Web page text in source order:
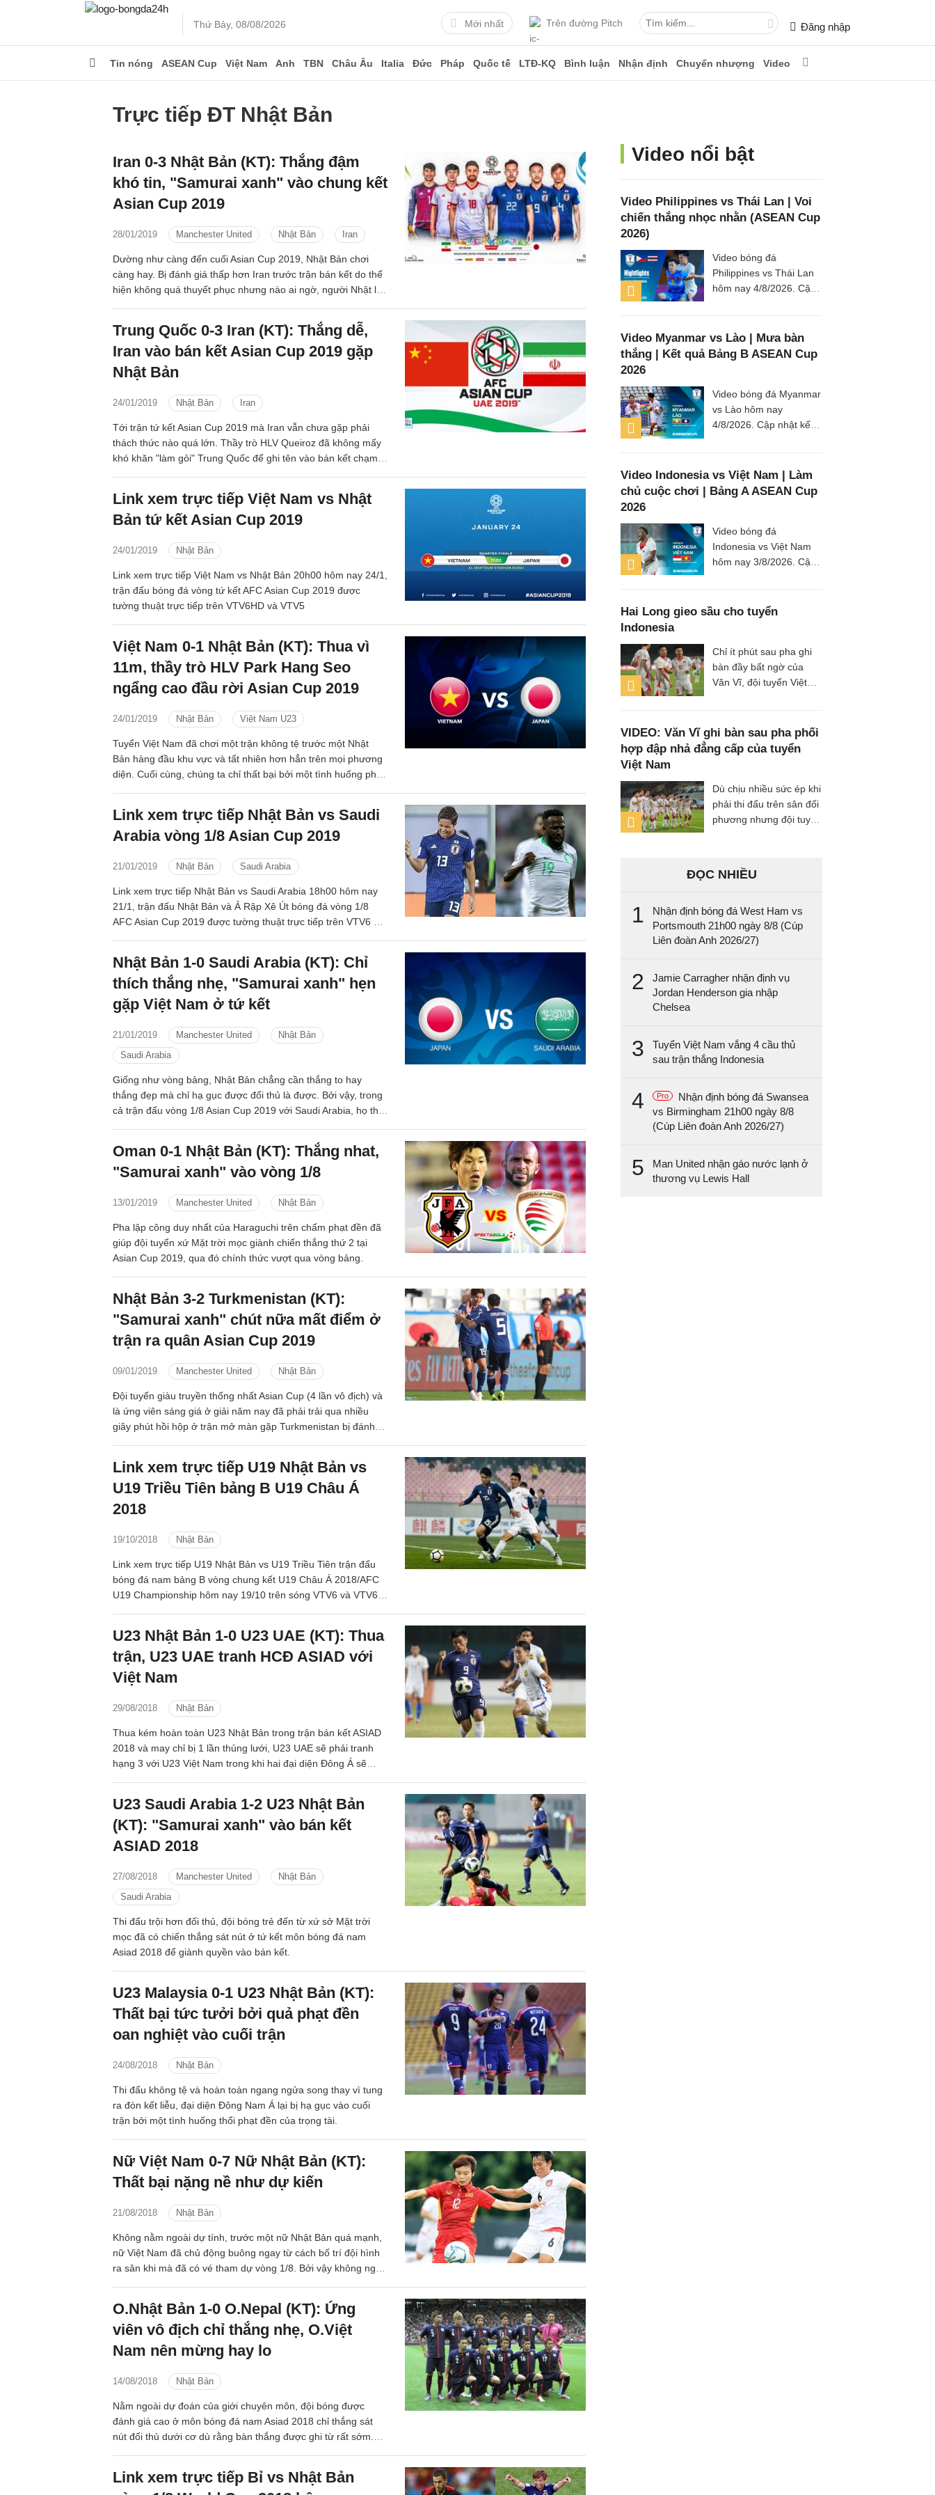
Thứ Bảy, 08/08/2026 Mới nhất Trên đường Pitch Đăng nhập
Tin nóng ASEAN Cup Việt Nam Anh TBN Châu Âu Italia Đức Pháp Quốc tế LTĐ-KQ Bình luận Nhận định Chuyển nhượng Video
Trực tiếp ĐT Nhật Bản
Iran 0-3 Nhật Bản (KT): Thắng đậm
khó tin, "Samurai xanh" vào chung kết
Asian Cup 2019
28/01/2019 Manchester United Nhật Bản Iran
Dường như càng đến cuối Asian Cup 2019, Nhật Bản chơi
càng hay. Bị đánh giá thấp hơn Iran trước trận bán kết do thể
hiện không quá thuyết phục nhưng nào ai ngờ, người Nhật lại
Trung Quốc 0-3 Iran (KT): Thắng dễ,
Iran vào bán kết Asian Cup 2019 gặp
Nhật Bản
24/01/2019 Nhật Bản Iran
Tới trận tứ kết Asian Cup 2019 mà Iran vẫn chưa gặp phải
thách thức nào quá lớn. Thầy trò HLV Queiroz đã không mấy
khó khăn "làm gỏi" Trung Quốc để ghi tên vào bán kết chạm
Link xem trực tiếp Việt Nam vs Nhật
Bản tứ kết Asian Cup 2019
24/01/2019 Nhật Bản
Link xem trực tiếp Việt Nam vs Nhật Bản 20h00 hôm nay 24/1,
trận đấu bóng đá vòng tứ kết AFC Asian Cup 2019 được
tường thuật trực tiếp trên VTV6HD và VTV5
Việt Nam 0-1 Nhật Bản (KT): Thua vì
11m, thầy trò HLV Park Hang Seo
ngẩng cao đầu rời Asian Cup 2019
24/01/2019 Nhật Bản Việt Nam U23
Tuyển Việt Nam đã chơi một trận không tệ trước một Nhật
Bản hàng đầu khu vực và tất nhiên hơn hẳn trên mọi phương
diện. Cuối cùng, chúng ta chỉ thất bại bởi một tình huống phạt
Seo vẫn là niềm tự hào, là niềm kiêu hãnh bởi họ đã viết nên
bản anh hùng ca đất Việt.
Link xem trực tiếp Nhật Bản vs Saudi
Arabia vòng 1/8 Asian Cup 2019
21/01/2019 Nhật Bản Saudi Arabia
Link xem trực tiếp Nhật Bản vs Saudi Arabia 18h00 hôm nay
21/1, trận đấu Nhật Bản và Ả Rập Xê Út bóng đá vòng 1/8
AFC Asian Cup 2019 được tường thuật trực tiếp trên VTV6 HD
Nhật Bản 1-0 Saudi Arabia (KT): Chỉ
thích thắng nhẹ, "Samurai xanh" hẹn
gặp Việt Nam ở tứ kết
21/01/2019 Manchester United
Nhật Bản
Saudi Arabia
Giống như vòng bảng, Nhật Bản chẳng cần thắng to hay
thắng đẹp mà chỉ hạ gục được đối thủ là được. Bởi vậy, trong
cả trận đấu vòng 1/8 Asian Cup 2019 với Saudi Arabia, họ thi
50% thực lực nhưng vẫn có được thắng lợi tối thiểu để bước
vào tứ kết gặp Việt Nam.
Oman 0-1 Nhật Bản (KT): Thắng nhat,
"Samurai xanh" vào vòng 1/8
13/01/2019 Manchester United Nhật Bản
Pha lập công duy nhất của Haraguchi trên chấm phạt đền đã
giúp đội tuyển xứ Mặt trời mọc giành chiến thắng thứ 2 tại
Asian Cup 2019, qua đó chính thức vượt qua vòng bảng.
Nhật Bản 3-2 Turkmenistan (KT):
"Samurai xanh" chút nữa mất điểm ở
trận ra quân Asian Cup 2019
09/01/2019 Manchester United Nhật Bản
Đội tuyển giàu truyền thống nhất Asian Cup (4 lần vô địch) và
là ứng viên sáng giá ở giải năm nay đã phải trải qua nhiều
giây phút hồi hộp ở trận mở màn gặp Turkmenistan bị đánh
trận, Nhật Bản tiếp tục phải sống trong âu lo khi đối thủ rút
ngắn tỷ số. May là không có kịch tính xảy ra.
Link xem trực tiếp U19 Nhật Bản vs
U19 Triều Tiên bảng B U19 Châu Á
2018
19/10/2018 Nhật Bản
Link xem trực tiếp U19 Nhật Bản vs U19 Triều Tiên trận đấu
bóng đá nam bảng B vòng chung kết U19 Châu Á 2018/AFC
U19 Championship hôm nay 19/10 trên sóng VTV6 và VTV6
U23 Nhật Bản 1-0 U23 UAE (KT): Thua
trận, U23 UAE tranh HCĐ ASIAD với
Việt Nam
29/08/2018 Nhật Bản
Thua kém hoàn toàn U23 Nhật Bản trong trận bán kết ASIAD
2018 và may chỉ bị 1 lần thủng lưới, U23 UAE sẽ phải tranh
hạng 3 với U23 Việt Nam trong khi hai đại diện Đông Á sẽ
U23 Saudi Arabia 1-2 U23 Nhật Bản
(KT): "Samurai xanh" vào bán kết
ASIAD 2018
27/08/2018 Manchester United
Nhật Bản
Saudi Arabia
Thi đấu trội hơn đối thủ, đội bóng trẻ đến từ xứ sở Mặt trời
mọc đã có chiến thắng sát nút ở tứ kết môn bóng đá nam
Asiad 2018 để giành quyền vào bán kết.
U23 Malaysia 0-1 U23 Nhật Bản (KT):
Thất bại tức tưởi bởi quả phạt đền
oan nghiệt vào cuối trận
24/08/2018 Nhật Bản
Thi đấu không tệ và hoàn toàn ngang ngửa song thay vì tung
ra đòn kết liễu, đại diện Đông Nam Á lại bị hạ gục vào cuối
trận bởi một tình huống thổi phạt đền của trọng tài.
Nữ Việt Nam 0-7 Nữ Nhật Bản (KT):
Thất bại nặng nề như dự kiến
21/08/2018 Nhật Bản
Không nằm ngoài dự tính, trước một nữ Nhật Bản quá mạnh,
nữ Việt Nam đã chủ động buông ngay từ cách bố trí đội hình
ra sân khi mà đã có vé tham dự vòng 1/8. Bởi vậy không ngạc
O.Nhật Bản 1-0 O.Nepal (KT): Ứng
viên vô địch chỉ thắng nhẹ, O.Việt
Nam nên mừng hay lo
14/08/2018 Nhật Bản
Nằm ngoài dự đoán của giới chuyên môn, đội bóng được
đánh giá cao ở môn bóng đá nam Asiad 2018 chỉ thắng sát
nút đối thủ dưới cơ dù rằng bàn thắng được ghi từ rất sớm.
trận đấu vừa rồi, sức mạnh thật sự của hai đối thủ sắp tới vẫn
Link xem trực tiếp Bỉ vs Nhật Bản
Video nổi bật
Video Philippines vs Thái Lan | Voi
chiến thắng nhọc nhằn (ASEAN Cup
2026)
Video bóng đá
Philippines vs Thái Lan
hôm nay 4/8/2026. Cập
Thái Lan (Bảng B
ASEAN Cup 2026) các
Video Myanmar vs Lào | Mưa bàn
thắng | Kết quả Bảng B ASEAN Cup
2026
Video bóng đá Myanmar
vs Lào hôm nay
4/8/2026. Cập nhật kết
B ASEAN Cup 2026) các
tình huống trên sân.
Video Indonesia vs Việt Nam | Làm
chủ cuộc chơi | Bảng A ASEAN Cup
2026
Video bóng đá
Indonesia vs Việt Nam
hôm nay 3/8/2026. Cập
Indonesia vs Việt Nam
Hai Long gieo sầu cho tuyển
Indonesia
Chỉ ít phút sau pha ghi
bàn đầy bất ngờ của
Văn Vĩ, đội tuyển Việt
nhà Indonesia, với
người ghi bàn là tiền vệ
Nguyễn Hai Long.
VIDEO: Văn Vĩ ghi bàn sau pha phối
hợp đập nhả đẳng cấp của tuyển
Việt Nam
Dù chịu nhiều sức ép khi
phải thi đấu trên sân đối
phương nhưng đội tuyển
pha dứt điểm đẳng cấp
của hậu vệ Văn Vĩ.
ĐỌC NHIỀU
1
Nhận định bóng đá West Ham vs
Portsmouth 21h00 ngày 8/8 (Cúp
Liên đoàn Anh 2026/27)
2
Jamie Carragher nhận định vụ
Jordan Henderson gia nhập
Chelsea
3
Tuyển Việt Nam vắng 4 cầu thủ
sau trận thắng Indonesia
4 Pro
Nhận định bóng đá Swansea
vs Birmingham 21h00 ngày 8/8
(Cúp Liên đoàn Anh 2026/27)
5
Man United nhận gáo nước lạnh ở
thương vụ Lewis Hall